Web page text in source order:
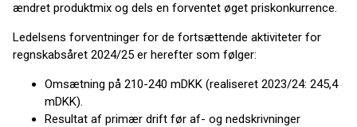
ændret produktmix og dels en forventet øget priskonkurrence.
Ledelsens forventninger for de fortsættende aktiviteter for
regnskabsåret 2024/25 er herefter som følger:
Omsætning på 210-240 mDKK (realiseret 2023/24: 245,4
mDKK).
Resultat af primær drift før af- og nedskrivninger